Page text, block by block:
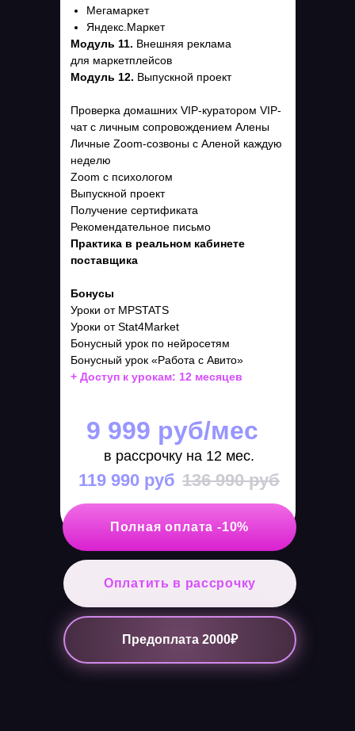
Мегамаркет
Яндекс.Маркет
Модуль 11. Внешняя реклама
для маркетплейсов
Модуль 12. Выпускной проект
Проверка домашних VIP-куратором VIP-
чат с личным сопровождением Алены
Личные Zoom-созвоны с Аленой каждую
неделю
Zoom с психологом
Выпускной проект
Получение сертификата
Рекомендательное письмо
Практика в реальном кабинете
поставщика
Бонусы
Уроки от MPSTATS
Уроки от Stat4Market
Бонусный урок по нейросетям
Бонусный урок «Работа с Авито»
+ Доступ к урокам: 12 месяцев
9 999 руб/мес
в рассрочку на 12 мес.
119 990 руб 136 990 руб
Полная оплата -10%
Оплатить в рассрочку
Предоплата 2000₽
Техподдержка
Онлайн-школа Алены Мистрюковой
ИП Мистрюкова Елена Александровна
ИНН 343200472909,
ОГРН 323774600774560
125438, РОССИЯ, Г МОСКВА,
3-Й ЛИХАЧЁВСКИЙ ПЕР, Д 3, КОРП 3, КВ 229,
,+79270190219
info@mistrykovawb.ru
Публичная оферта
Политика конфиденциальности
Лицензия МО № Л035-01298-77/01583784